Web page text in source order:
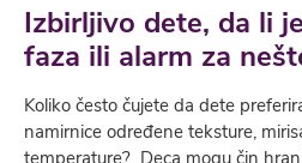
Izbirljivo dete, da li
faza ili alarm za
Koliko često čujete da dete
namirnice određene teksture,